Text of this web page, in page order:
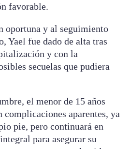
favorable.
oportuna y al seguimiento
Yael fue dado de alta tras
y con la
secuelas que pudiera
el menor de 15 años
aparentes, ya
pie, pero continuará en
para asegurar su